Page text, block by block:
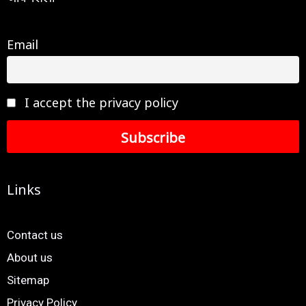
Email
I accept the privacy policy
Links
Contact us
About us
Sitemap
Privacy Policy